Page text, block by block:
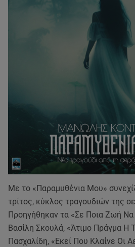
Με το «Παραμυθένια Μου»
τρίτος, κύκλος τραγουδιών της
Προηγήθηκαν τα «Σε Ποια Ζωή
Βασίλη Σκουλά, «Άτιμο Πράγμα Η
Πασχαλίδη, «Εκεί Που Κλαίνε Οι